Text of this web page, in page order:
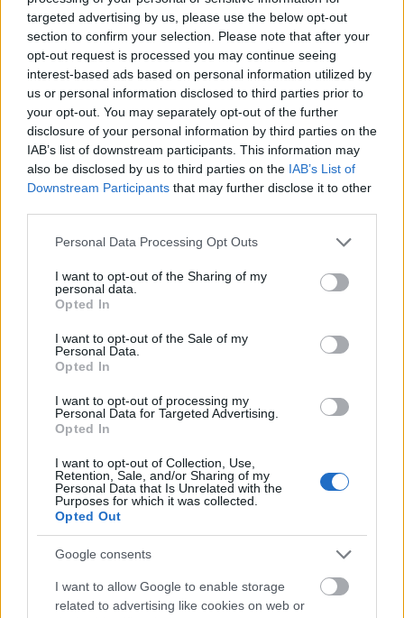
targeted advertising by us, please use the below opt-out
section to confirm your selection. Please note that after your
opt-out request is processed you may continue seeing
interest-based ads based on personal information utilized by
us or personal information disclosed to third parties prior to
your opt-out. You may separately opt-out of the further
disclosure of your personal information by third parties on the
IAB’s list of downstream participants. This information may
also be disclosed by us to third parties on the IAB’s List of
Downstream Participants that may further disclose it to other
Please note that this website/app uses one or more Google
not limited to your visit or usage behaviour. You may click to
grant or deny consent to Google and its third-party tags to
use your data for below specified purposes in below Google
consent section.
Personal Data Processing Opt Outs
I want to opt-out of the Sharing of my
personal data.
Opted In
I want to opt-out of the Sale of my
Personal Data.
Opted In
I want to opt-out of processing my
Personal Data for Targeted Advertising.
Opted In
I want to opt-out of Collection, Use,
Retention, Sale, and/or Sharing of my
Personal Data that Is Unrelated with the
Purposes for which it was collected.
Opted Out
Google consents
I want to allow Google to enable storage
related to advertising like cookies on web or
Ebből csak az Egyesült Államokban több mint
10 millió példány kelt el, ami azt jelenti, hogy
megjelenése óta az USA-ban minden
másodpercben vett valaki egy Larsson-
thrillert.
Így aztán, nem is csoda, hogy készül a
filmváltozat is.
előzte meg, a hírek szerint Brad Pitt is
jelentkezett a főszerep eljátszására, ám most
végre nyilvánosságra került a stáblista. A
filmeseket a hátborzongató műfaj egyik
mestere, David Fincher irányítja, a két
főszerepet pedig Daniel Craig és Rooney
Mara játssza.
Film James Bond Hollywoodi filmipar Nem kötni, oldani